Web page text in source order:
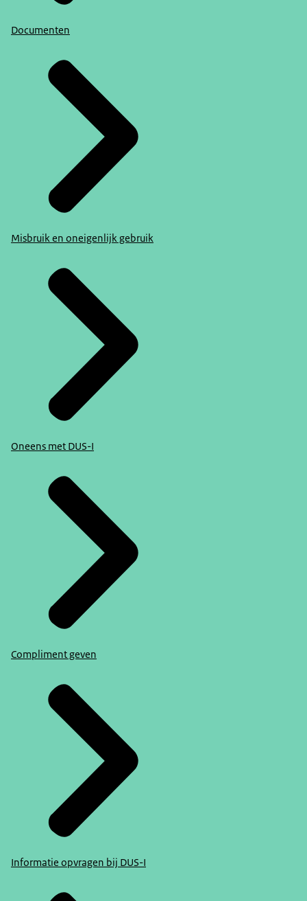
Documenten
Misbruik en oneigenlijk gebruik
Oneens met DUS-I
Compliment geven
Informatie opvragen bij DUS-I